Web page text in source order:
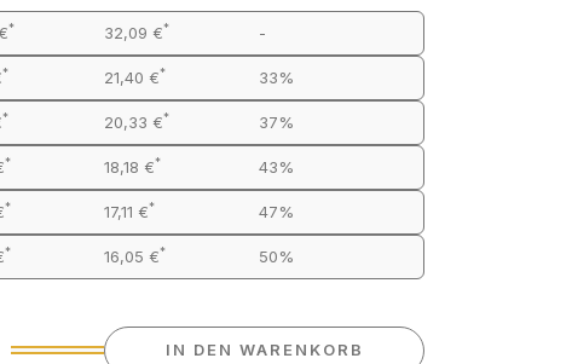
* 32,09 €* -
* 21,40 €* 33%
* 20,33 €* 37%
* 18,18 €* 43%
* 17,11 €* 47%
* 16,05 €* 50%
IN DEN WARENKORB